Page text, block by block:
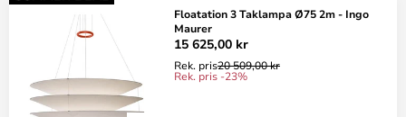
Floatation 3 Taklampa Ø75 2m - Ingo
Maurer
15 625,00 kr
Rek. pris20 509,00 kr
Rek. pris -23%